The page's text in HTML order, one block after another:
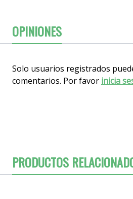
OPINIONES
Solo usuarios registrados
comentarios. Por favor inicia
PRODUCTOS